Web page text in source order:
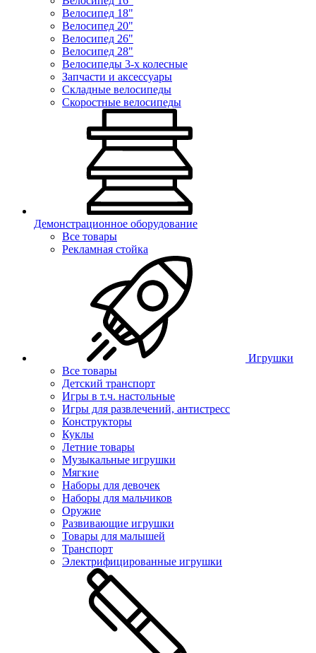
Велосипед 18"
Велосипед 20"
Велосипед 26"
Велосипед 28"
Велосипеды 3-х колесные
Запчасти и аксессуары
Складные велосипеды
Скоростные велосипеды
Демонстрационное оборудование
Все товары
Рекламная стойка
Игрушки
Все товары
Детский транспорт
Игры в т.ч. настольные
Игры для развлечений, антистресс
Конструкторы
Куклы
Летние товары
Музыкальные игрушки
Мягкие
Наборы для девочек
Наборы для мальчиков
Оружие
Развивающие игрушки
Товары для малышей
Транспорт
Электрифицированные игрушки